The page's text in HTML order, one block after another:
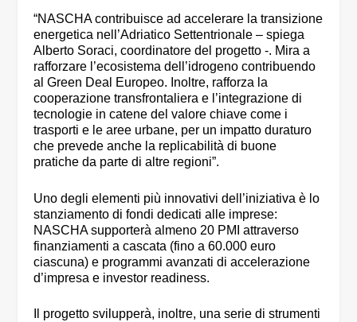
“NASCHA contribuisce ad accelerare la transizione
energetica nell’Adriatico Settentrionale – spiega
Alberto Soraci, coordinatore del progetto -. Mira a
rafforzare l’ecosistema dell’idrogeno contribuendo
al Green Deal Europeo. Inoltre, rafforza la
cooperazione transfrontaliera e l’integrazione di
tecnologie in catene del valore chiave come i
trasporti e le aree urbane, per un impatto duraturo
che prevede anche la replicabilità di buone
pratiche da parte di altre regioni”.
Uno degli elementi più innovativi dell’iniziativa è lo
stanziamento di fondi dedicati alle imprese:
NASCHA supporterà almeno 20 PMI attraverso
finanziamenti a cascata (fino a 60.000 euro
ciascuna) e programmi avanzati di accelerazione
d’impresa e investor readiness.
Il progetto svilupperà, inoltre, una serie di strumenti